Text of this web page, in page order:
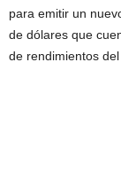
para emitir un
de dólares que
de rendimientos